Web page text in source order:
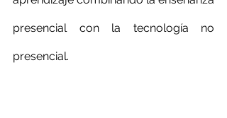
presencial con la tecnología no
presencial.